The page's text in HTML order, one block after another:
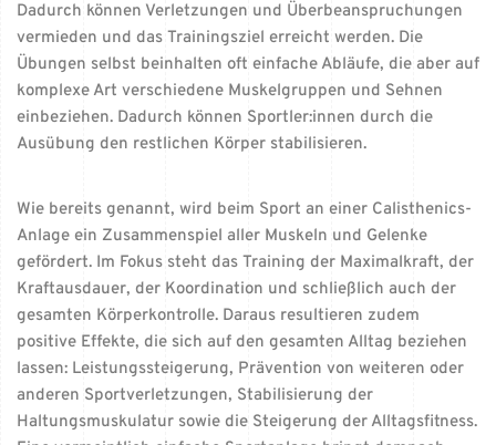
Dadurch können Verletzungen und Überbeanspruchungen
vermieden und das Trainingsziel erreicht werden. Die
Übungen selbst beinhalten oft einfache Abläufe, die aber auf
komplexe Art verschiedene Muskelgruppen und Sehnen
einbeziehen. Dadurch können Sportler:innen durch die
Ausübung den restlichen Körper stabilisieren.
Wie bereits genannt, wird beim Sport an einer Calisthenics-
Anlage ein Zusammenspiel aller Muskeln und Gelenke
gefördert. Im Fokus steht das Training der Maximalkraft, der
Kraftausdauer, der Koordination und schließlich auch der
gesamten Körperkontrolle. Daraus resultieren zudem
positive Effekte, die sich auf den gesamten Alltag beziehen
lassen: Leistungssteigerung, Prävention von weiteren oder
anderen Sportverletzungen, Stabilisierung der
Haltungsmuskulatur sowie die Steigerung der Alltagsfitness.